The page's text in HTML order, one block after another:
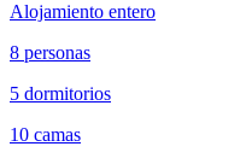
Alojamiento entero
8 personas
5 dormitorios
10 camas